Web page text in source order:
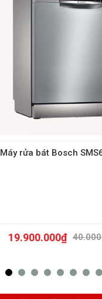
Máy rửa bát Bosch
19.900.000₫